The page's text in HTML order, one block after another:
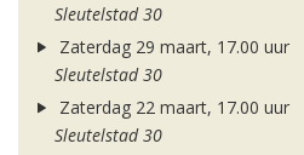
Sleutelstad 30
Zaterdag 29 maart, 17.00 uur
Sleutelstad 30
Zaterdag 22 maart, 17.00 uur
Sleutelstad 30